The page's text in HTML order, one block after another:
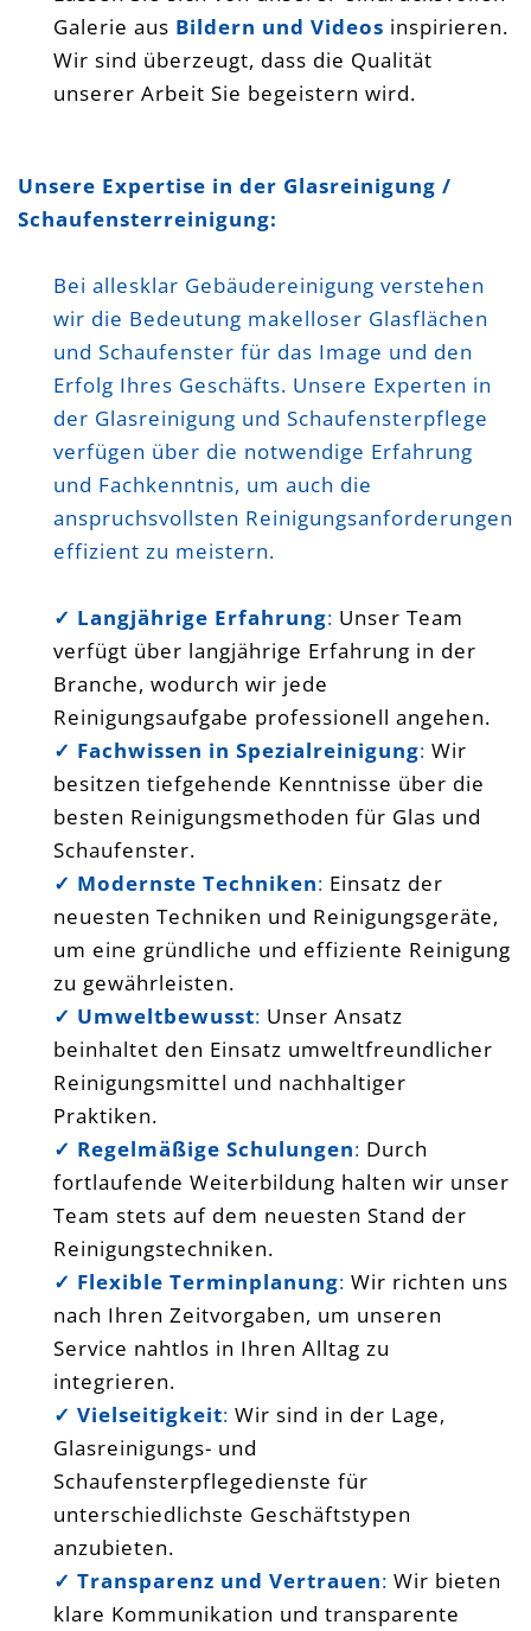
Galerie aus Bildern und Videos inspirieren.
Wir sind überzeugt, dass die Qualität
unserer Arbeit Sie begeistern wird.
Wintergartenreinigung Bensheim
Heppenheim Mannheim Weinheim
Unsere Expertise in der Glasreinigung /
Schaufensterreinigung:
Bei allesklar Gebäudereinigung verstehen
wir die Bedeutung makelloser Glasflächen
und Schaufenster für das Image und den
Erfolg Ihres Geschäfts. Unsere Experten in
der Glasreinigung und Schaufensterpflege
verfügen über die notwendige Erfahrung
und Fachkenntnis, um auch die
anspruchsvollsten Reinigungsanforderungen
effizient zu meistern.
✓ Langjährige Erfahrung: Unser Team
verfügt über langjährige Erfahrung in der
Branche, wodurch wir jede
Reinigungsaufgabe professionell angehen.
✓ Fachwissen in Spezialreinigung: Wir
besitzen tiefgehende Kenntnisse über die
besten Reinigungsmethoden für Glas und
Schaufenster.
✓ Modernste Techniken: Einsatz der
neuesten Techniken und Reinigungsgeräte,
um eine gründliche und effiziente Reinigung
zu gewährleisten.
✓ Umweltbewusst: Unser Ansatz
beinhaltet den Einsatz umweltfreundlicher
Reinigungsmittel und nachhaltiger
Praktiken.
✓ Regelmäßige Schulungen: Durch
fortlaufende Weiterbildung halten wir unser
Team stets auf dem neuesten Stand der
Reinigungstechniken.
✓ Flexible Terminplanung: Wir richten uns
nach Ihren Zeitvorgaben, um unseren
Service nahtlos in Ihren Alltag zu
integrieren.
✓ Vielseitigkeit: Wir sind in der Lage,
Glasreinigungs- und
Schaufensterpflegedienste für
unterschiedlichste Geschäftstypen
anzubieten.
✓ Transparenz und Vertrauen: Wir bieten
klare Kommunikation und transparente